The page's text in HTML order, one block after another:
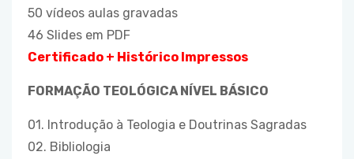
50 vídeos aulas gravadas
46 Slides em PDF
Certificado + Histórico Impressos
FORMAÇÃO TEOLÓGICA NÍVEL BÁSICO
01. Introdução à Teologia e Doutrinas Sagradas
02. Bibliologia